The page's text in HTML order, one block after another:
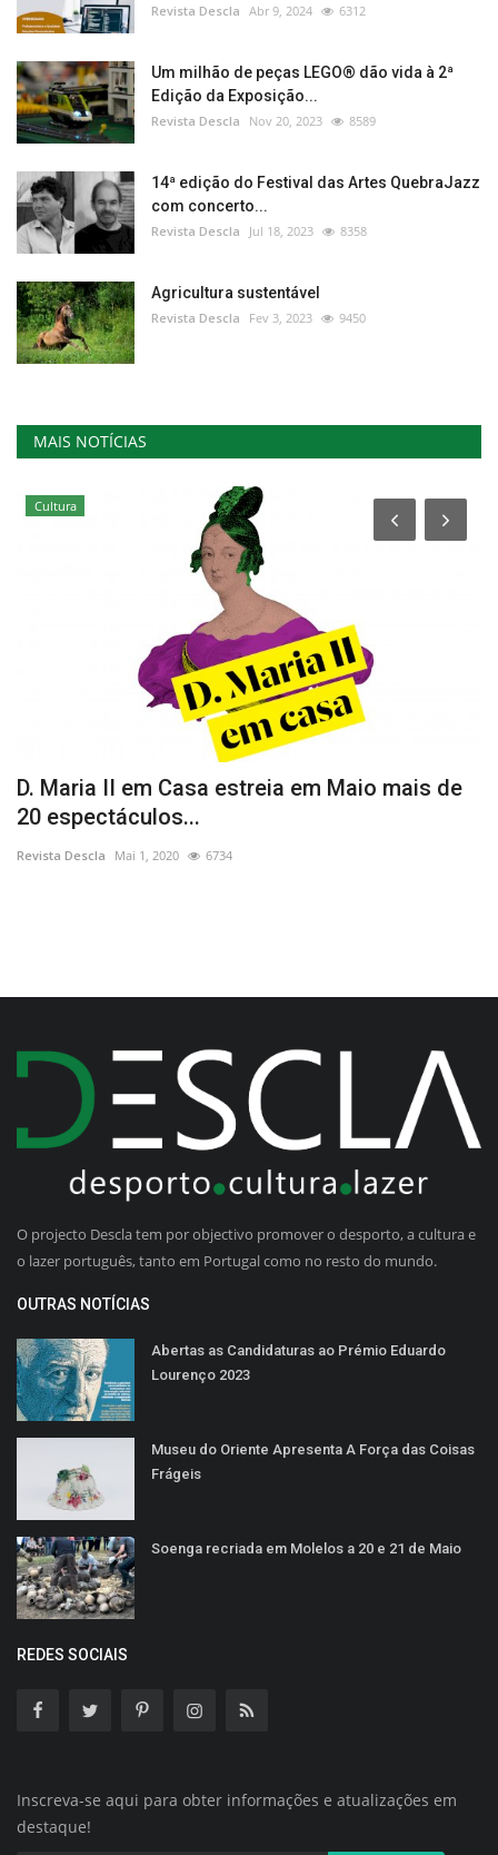
Revista Descla Abr 9, 2024 6312
Um milhão de peças LEGO® dão vida à 2ª
Edição da Exposição...
Revista Descla Nov 20, 2023 8589
14ª edição do Festival das Artes QuebraJazz
com concerto...
Revista Descla Jul 18, 2023 8358
Agricultura sustentável
Revista Descla Fev 3, 2023 9450
MAIS NOTÍCIAS
Cultura
D. Maria II em Casa estreia em Maio mais de
20 espectáculos...
Revista Descla Mai 1, 2020 6734
O projecto Descla tem por objectivo promover o desporto, a cultura e
o lazer português, tanto em Portugal como no resto do mundo.
OUTRAS NOTÍCIAS
Abertas as Candidaturas ao Prémio Eduardo
Lourenço 2023
Museu do Oriente Apresenta A Força das Coisas
Frágeis
Soenga recriada em Molelos a 20 e 21 de Maio
REDES SOCIAIS
Inscreva-se aqui para obter informações e atualizações em
destaque!